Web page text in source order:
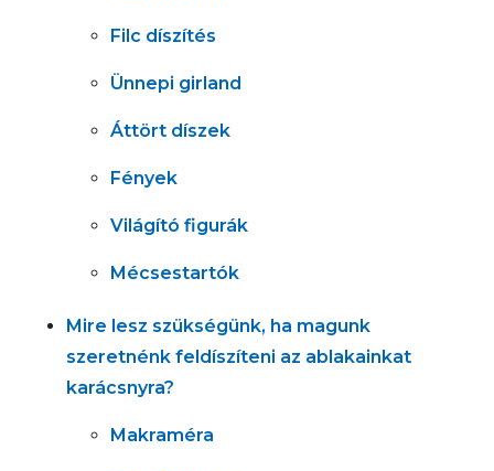
Filc díszítés
Ünnepi girland
Áttört díszek
Fények
Világító figurák
Mécsestartók
Mire lesz szükségünk, ha magunk
szeretnénk feldíszíteni az ablakainkat
karácsnyra?
Makraméra